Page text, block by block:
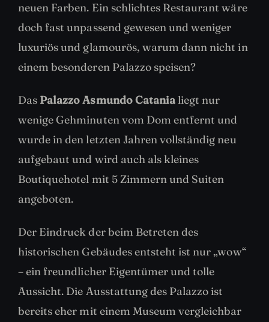
neuen Farben. Ein schlichtes Restaurant wäre
doch fast unpassend gewesen und weniger
luxuriös und glamourös, warum dann nicht in
einem besonderen Palazzo speisen?
Das Palazzo Asmundo Catanialiegt nur
wenige Gehminuten vom Dom entfernt und
wurde in den letzten Jahren vollständig neu
aufgebaut und wird auch als kleines
Boutiquehotel mit 5 Zimmern und Suiten
angeboten.
Der Eindruck der beim Betreten des
historischen Gebäudes entsteht ist nur „wow“
– ein freundlicher Eigentümer und tolle
Aussicht. Die Ausstattung des Palazzo ist
bereits eher mit einem Museum vergleichbar